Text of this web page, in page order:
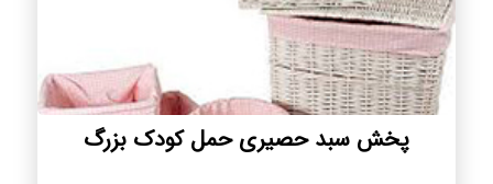
پخش سبد حصیری حمل کودک بزرگ